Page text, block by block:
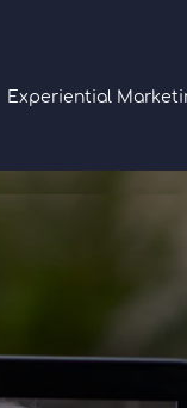
Experiential